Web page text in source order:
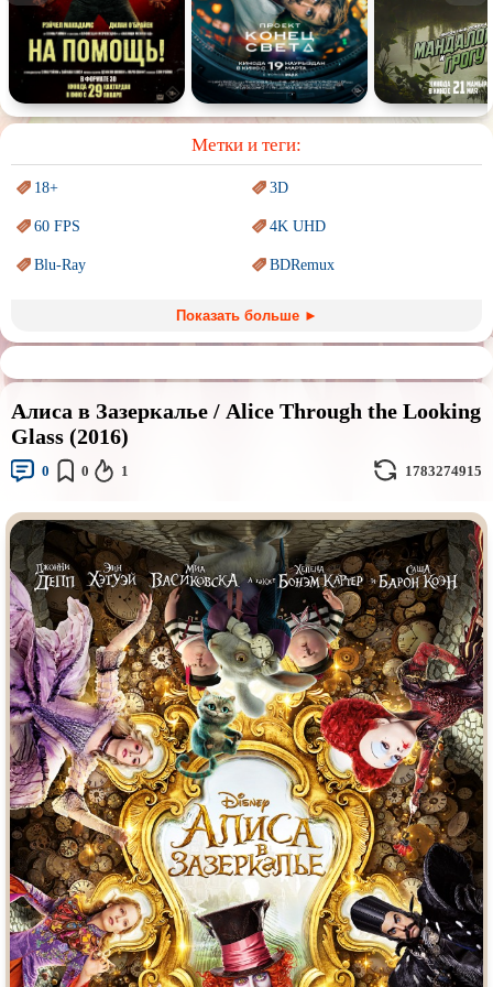
Спектакль Сказка Немое кино Для взрослых
Метки и теги:
18+ 3D
60 FPS 4K UHD
Blu-Ray BDRemux
Sci-Fi (Научнаяфантастика) Trash (трэш) movies
Авангард иСюрреализм Ангелы и Демоны
Аниме Антиутопия
Врачи
Коллекция Комикс
Маги и Волшебники Наркотики
Новогодние Основанное нареальных
событиях
Параллельные миры
ПереводГоблина
ПереводКубик в Кубе ПереводКураж-Бамбей
Пеплум Подростковаяжестокость
Постапокалипсис Призраки
Про акул Про апокалипсис
Про богов Про богатых
Про вампиров Про ведьм
Про викингов Про выживание
Про гангстеров Про гонки
Показать больше ►
Алиса в Зазеркалье / Alice Through the Looking
Glass (2016)
0 0 1 1783274915